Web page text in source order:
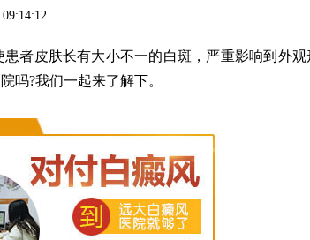
皮肤长有大小不一的白斑，严重影响到外观
吗?我们一起来了解下。